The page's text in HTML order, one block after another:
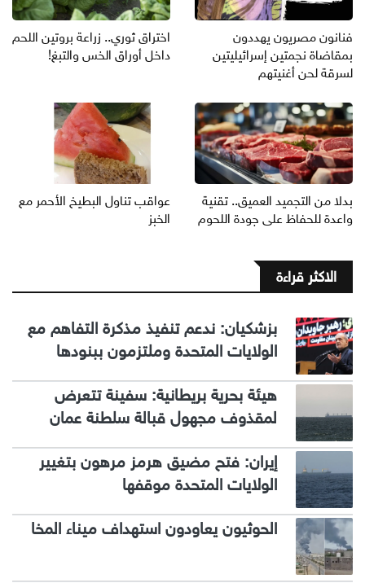
فنانون مصريون يهددون
بمقاضاة نجمتين إسرائيليتين
لسرقة لحن أغنيتهم
اختراق ثوري.. زراعة بروتين اللحم
داخل أوراق الخس والتبغ!
بدلا من التجميد العميق.. تقنية
واعدة للحفاظ على جودة اللحوم
عواقب تناول البطيخ الأحمر مع
الخبز
الاكثر قراءة
بزشكيان: ندعم تنفيذ مذكرة التفاهم مع
الولايات المتحدة وملتزمون ببنودها
هيئة بحرية بريطانية: سفينة تتعرض
لمقذوف مجهول قبالة سلطنة عمان
إيران: فتح مضيق هرمز مرهون بتغيير
الولايات المتحدة موقفها
الحوثيون يعاودون استهداف ميناء المخا